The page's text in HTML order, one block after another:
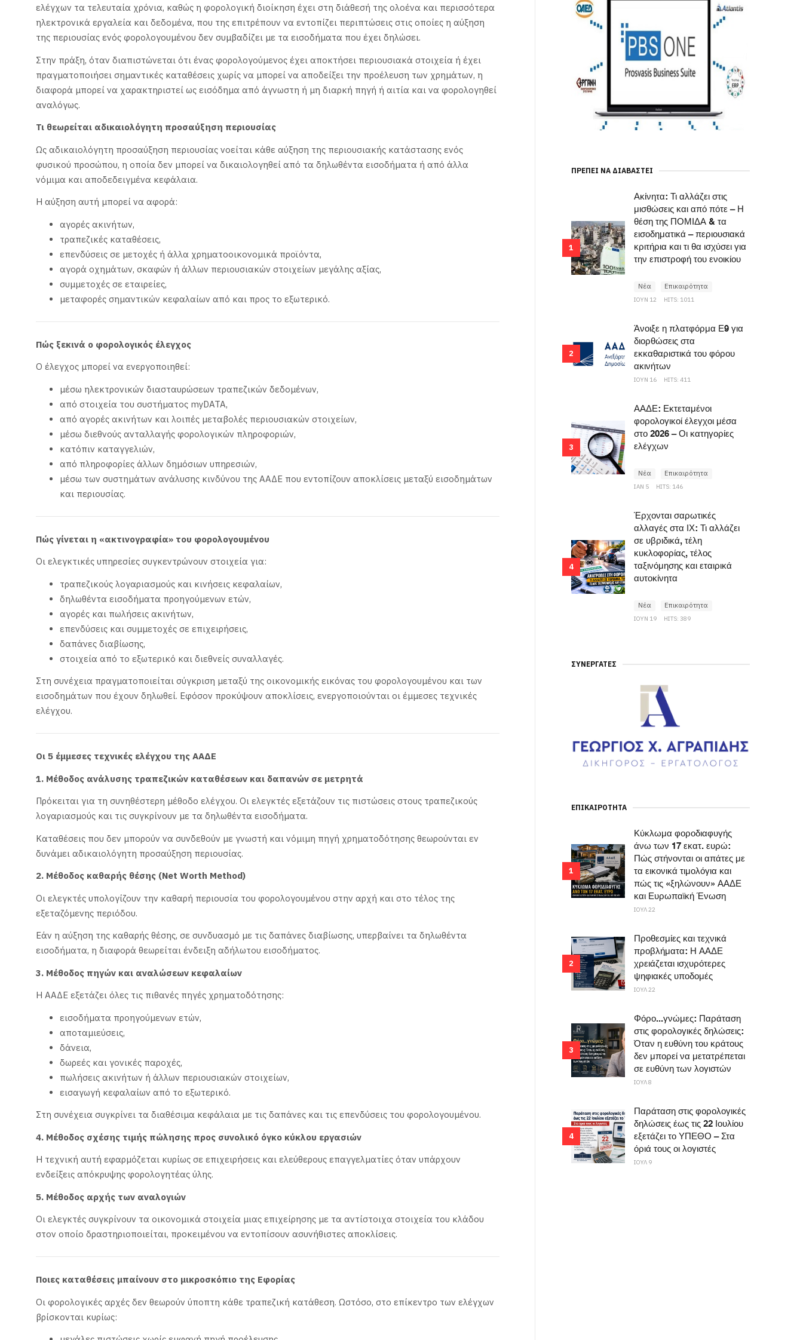
ελέγχων τα τελευταία χρόνια, καθώς η φορολογική διοίκηση έχει στη διάθεσή της ολοένα και περισσότερα
ηλεκτρονικά εργαλεία και δεδομένα, που της επιτρέπουν να εντοπίζει περιπτώσεις στις οποίες η αύξηση
της περιουσίας ενός φορολογουμένου δεν συμβαδίζει με τα εισοδήματα που έχει δηλώσει.
Στην πράξη, όταν διαπιστώνεται ότι ένας φορολογούμενος έχει αποκτήσει περιουσιακά στοιχεία ή έχει
πραγματοποιήσει σημαντικές καταθέσεις χωρίς να μπορεί να αποδείξει την προέλευση των χρημάτων, η
διαφορά μπορεί να χαρακτηριστεί ως εισόδημα από άγνωστη ή μη διαρκή πηγή ή αιτία και να φορολογηθεί
αναλόγως.
Τι θεωρείται αδικαιολόγητη προσαύξηση περιουσίας
Ως αδικαιολόγητη προσαύξηση περιουσίας νοείται κάθε αύξηση της περιουσιακής κατάστασης ενός
φυσικού προσώπου, η οποία δεν μπορεί να δικαιολογηθεί από τα δηλωθέντα εισοδήματα ή από άλλα
νόμιμα και αποδεδειγμένα κεφάλαια.
Η αύξηση αυτή μπορεί να αφορά:
αγορές ακινήτων,
τραπεζικές καταθέσεις,
επενδύσεις σε μετοχές ή άλλα χρηματοοικονομικά προϊόντα,
αγορά οχημάτων, σκαφών ή άλλων περιουσιακών στοιχείων μεγάλης αξίας,
συμμετοχές σε εταιρείες,
μεταφορές σημαντικών κεφαλαίων από και προς το εξωτερικό.
Πώς ξεκινά ο φορολογικός έλεγχος
Ο έλεγχος μπορεί να ενεργοποιηθεί:
μέσω ηλεκτρονικών διασταυρώσεων τραπεζικών δεδομένων,
από στοιχεία του συστήματος myDATA,
από αγορές ακινήτων και λοιπές μεταβολές περιουσιακών στοιχείων,
μέσω διεθνούς ανταλλαγής φορολογικών πληροφοριών,
κατόπιν καταγγελιών,
από πληροφορίες άλλων δημόσιων υπηρεσιών,
μέσω των συστημάτων ανάλυσης κινδύνου της ΑΑΔΕ που εντοπίζουν αποκλίσεις μεταξύ εισοδημάτων
και περιουσίας.
Πώς γίνεται η «ακτινογραφία» του φορολογουμένου
Οι ελεγκτικές υπηρεσίες συγκεντρώνουν στοιχεία για:
τραπεζικούς λογαριασμούς και κινήσεις κεφαλαίων,
δηλωθέντα εισοδήματα προηγούμενων ετών,
αγορές και πωλήσεις ακινήτων,
επενδύσεις και συμμετοχές σε επιχειρήσεις,
δαπάνες διαβίωσης,
στοιχεία από το εξωτερικό και διεθνείς συναλλαγές.
Στη συνέχεια πραγματοποιείται σύγκριση μεταξύ της οικονομικής εικόνας του φορολογουμένου και των
εισοδημάτων που έχουν δηλωθεί. Εφόσον προκύψουν αποκλίσεις, ενεργοποιούνται οι έμμεσες τεχνικές
ελέγχου.
Οι 5 έμμεσες τεχνικές ελέγχου της ΑΑΔΕ
1. Μέθοδος ανάλυσης τραπεζικών καταθέσεων και δαπανών σε μετρητά
Πρόκειται για τη συνηθέστερη μέθοδο ελέγχου. Οι ελεγκτές εξετάζουν τις πιστώσεις στους τραπεζικούς
λογαριασμούς και τις συγκρίνουν με τα δηλωθέντα εισοδήματα.
Καταθέσεις που δεν μπορούν να συνδεθούν με γνωστή και νόμιμη πηγή χρηματοδότησης θεωρούνται εν
δυνάμει αδικαιολόγητη προσαύξηση περιουσίας.
2. Μέθοδος καθαρής θέσης (Net Worth Method)
Οι ελεγκτές υπολογίζουν την καθαρή περιουσία του φορολογουμένου στην αρχή και στο τέλος της
εξεταζόμενης περιόδου.
Εάν η αύξηση της καθαρής θέσης, σε συνδυασμό με τις δαπάνες διαβίωσης, υπερβαίνει τα δηλωθέντα
εισοδήματα, η διαφορά θεωρείται ένδειξη αδήλωτου εισοδήματος.
3. Μέθοδος πηγών και αναλώσεων κεφαλαίων
Η ΑΑΔΕ εξετάζει όλες τις πιθανές πηγές χρηματοδότησης:
εισοδήματα προηγούμενων ετών,
αποταμιεύσεις,
δάνεια,
δωρεές και γονικές παροχές,
πωλήσεις ακινήτων ή άλλων περιουσιακών στοιχείων,
εισαγωγή κεφαλαίων από το εξωτερικό.
Στη συνέχεια συγκρίνει τα διαθέσιμα κεφάλαια με τις δαπάνες και τις επενδύσεις του φορολογουμένου.
4. Μέθοδος σχέσης τιμής πώλησης προς συνολικό όγκο κύκλου εργασιών
Η τεχνική αυτή εφαρμόζεται κυρίως σε επιχειρήσεις και ελεύθερους επαγγελματίες όταν υπάρχουν
ενδείξεις απόκρυψης φορολογητέας ύλης.
5. Μέθοδος αρχής των αναλογιών
Οι ελεγκτές συγκρίνουν τα οικονομικά στοιχεία μιας επιχείρησης με τα αντίστοιχα στοιχεία του κλάδου
στον οποίο δραστηριοποιείται, προκειμένου να εντοπίσουν ασυνήθιστες αποκλίσεις.
Ποιες καταθέσεις μπαίνουν στο μικροσκόπιο της Εφορίας
Οι φορολογικές αρχές δεν θεωρούν ύποπτη κάθε τραπεζική κατάθεση. Ωστόσο, στο επίκεντρο των ελέγχων
βρίσκονται κυρίως:
ΠΡΈΠΕΙ ΝΑ ΔΙΑΒΑΣΤΕΊ
1
Ακίνητα: Τι αλλάζει στις
μισθώσεις και από πότε – Η
θέση της ΠΟΜΙΔΑ & τα
εισοδηματικά – περιουσιακά
κριτήρια και τι θα ισχύσει για
την επιστροφή του ενοικίου
ΙΟΥΝ 12 HITS: 1011
Νέα Επικαιρότητα
2
Άνοιξε η πλατφόρμα Ε9 για
διορθώσεις στα
εκκαθαριστικά του φόρου
ακινήτων
ΙΟΥΝ 16 HITS: 411
3
ΑΑΔΕ: Εκτεταμένοι
φορολογικοί έλεγχοι μέσα
στο 2026 – Οι κατηγορίες
ελέγχων
ΙΑΝ 5 HITS: 146
Νέα Επικαιρότητα
4
Έρχονται σαρωτικές
αλλαγές στα ΙΧ: Τι αλλάζει
σε υβριδικά, τέλη
κυκλοφορίας, τέλος
ταξινόμησης και εταιρικά
αυτοκίνητα
ΙΟΥΝ 19 HITS: 389
Νέα Επικαιρότητα
ΣΥΝΕΡΓΆΤΕΣ
ΕΠΙΚΑΙΡΌΤΗΤΑ
1
Κύκλωμα φοροδιαφυγής
άνω των 17 εκατ. ευρώ:
Πώς στήνονται οι απάτες με
τα εικονικά τιμολόγια και
πώς τις «ξηλώνουν» ΑΑΔΕ
και Ευρωπαϊκή Ένωση
ΙΟΥΛ 22
2
Προθεσμίες και τεχνικά
προβλήματα: Η ΑΑΔΕ
χρειάζεται ισχυρότερες
ψηφιακές υποδομές
ΙΟΥΛ 22
3
Φόρο...γνώμες: Παράταση
στις φορολογικές δηλώσεις:
Όταν η ευθύνη του κράτους
δεν μπορεί να μετατρέπεται
σε ευθύνη των λογιστών
ΙΟΥΛ 8
4
Παράταση στις φορολογικές
δηλώσεις έως τις 22 Ιουλίου
εξετάζει το ΥΠΕΘΟ – Στα
όριά τους οι λογιστές
ΙΟΥΛ 9